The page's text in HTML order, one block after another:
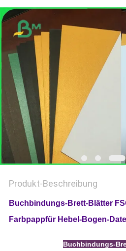
Produkt-Beschreibung
Buchbindungs-Brett-Blätter
Farbpappfür Hebel-Bogen-
Buchbindungs-